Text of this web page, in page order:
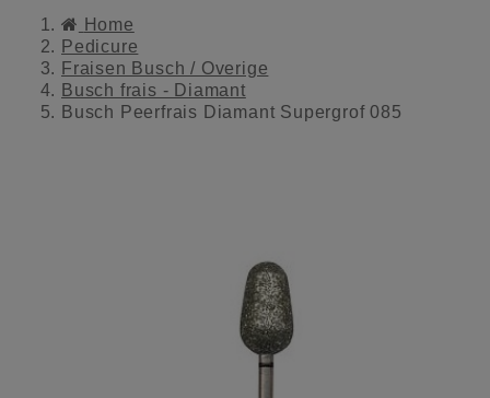
Home
Pedicure
Fraisen Busch / Overige
Busch frais - Diamant
Busch Peerfrais Diamant Supergrof 085